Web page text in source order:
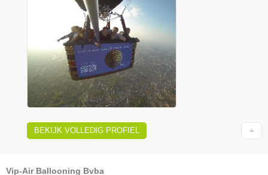
BEKIJK VOLLEDIG PROFIEL
Vip-Air Ballooning Bvba